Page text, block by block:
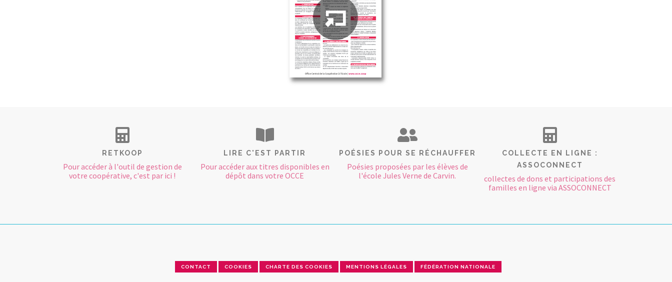
RETKOOP
Pour accéder à l'outil de gestion de
votre coopérative, c'est par ici !
LIRE C'EST PARTIR
Pour accéder aux titres disponibles en
dépôt dans votre OCCE
POÉSIES POUR SE RÉCHAUFFER
Poésies proposées par les élèves de
l'école Jules Verne de Carvin.
COLLECTE EN LIGNE :
ASSOCONNECT
collectes de dons et participations des
familles en ligne via ASSOCONNECT
CONTACT COOKIES CHARTE DES COOKIES MENTIONS LÉGALES FÉDÉRATION NATIONALE